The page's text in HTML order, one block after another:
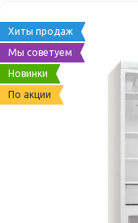
Хиты продаж
Мы советуем
Новинки
По акции